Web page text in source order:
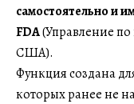
самостоятельно и
FDA(Управление
США).
Функция создана
которых ранее не